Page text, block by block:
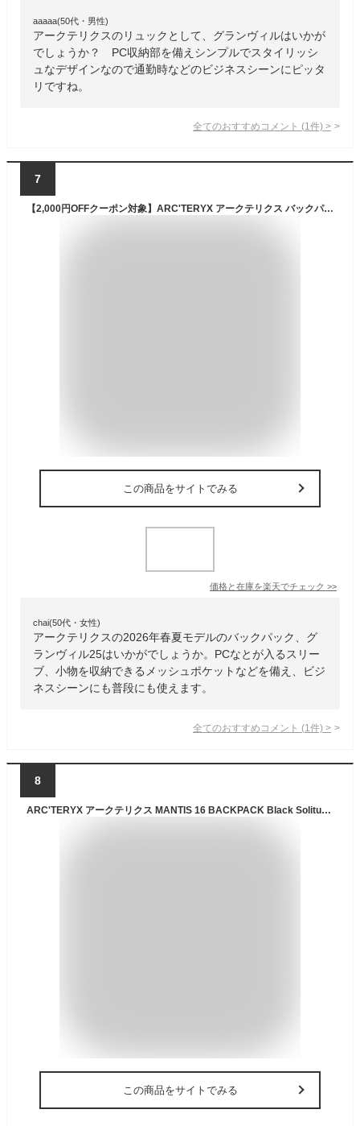
aaaaa(50代・男性)
アークテリクスのリュックとして、グランヴィルはいかが
でしょうか？ PC収納部を備えシンプルでスタイリッシ
ュなデザインなので通勤時などのビジネスシーンにピッタ
リですね。
全てのおすすめコメント (1 件) >
7
【2,000円OFFクーポン対象】ARC'TERYX アークテリクス バックパック X000010385 Granville 25 Black メンズ グランヴィル25 グランビル リュック メンズ レディース 25L PC収納 アウトドア 通勤 通学 ビジネス サイクリング[po_five]
この商品をサイトでみる
価格と在庫を楽天でチェック >>
chai(50代・女性)
アークテリクスの2026年春夏モデルのバックパック、グ
ランヴィル25はいかがでしょうか。PCなとが入るスリー
ブ、小物を収納できるメッシュポケットなどを備え、ビジ
ネスシーンにも普段にも使えます。
全てのおすすめコメント (1 件) >
8
ARC'TERYX アークテリクス MANTIS 16 BACKPACK Black Solitude Void Lodestar Aster X000010636 ARCTERYX マンティス バックパック リュック リュックサック 撥水 アウトドア 通勤 通学 ジム 登山 ブランド デイユース
この商品をサイトでみる